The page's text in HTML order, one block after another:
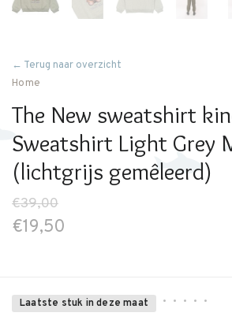
← Terug naar overzicht
Home
The New sweatshirt
Sweatshirt Light Grey
(lichtgrijs gemêleerd)
€39,00
€19,50
Laatste stuk in deze maat • • • • •